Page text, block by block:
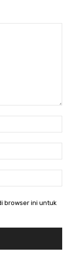
browser ini untuk